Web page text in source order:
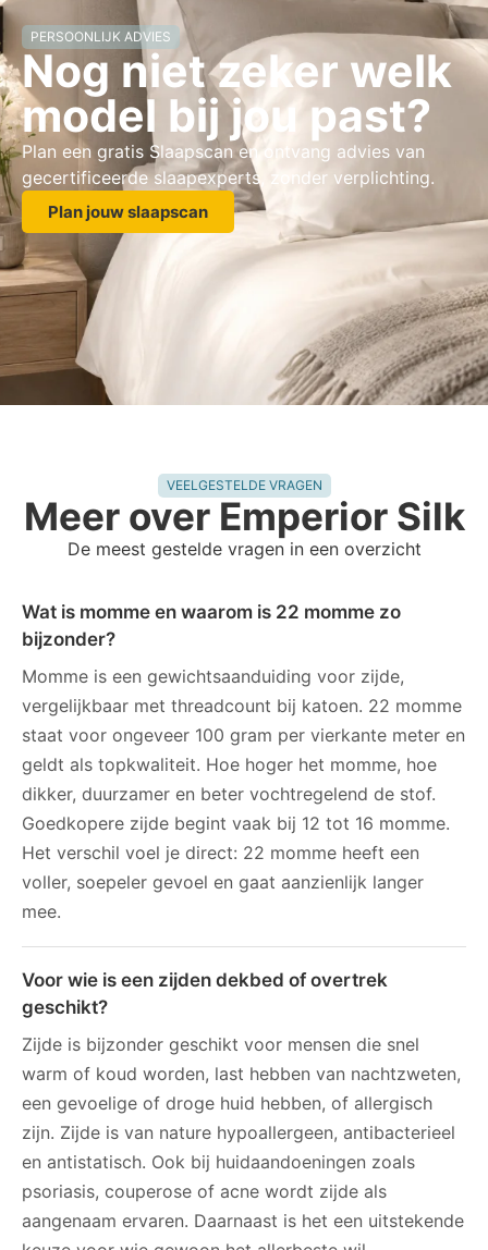
PERSOONLIJK ADVIES
Nog niet zeker welk
model bij jou past?
Plan een gratis Slaapscan en ontvang advies van
gecertificeerde slaapexperts, zonder verplichting.
Plan jouw slaapscan
VEELGESTELDE VRAGEN
Meer over Emperior Silk
De meest gestelde vragen in een overzicht
Wat is momme en waarom is 22 momme zo
bijzonder?
Momme is een gewichtsaanduiding voor zijde,
vergelijkbaar met threadcount bij katoen. 22 momme
staat voor ongeveer 100 gram per vierkante meter en
geldt als topkwaliteit. Hoe hoger het momme, hoe
dikker, duurzamer en beter vochtregelend de stof.
Goedkopere zijde begint vaak bij 12 tot 16 momme.
Het verschil voel je direct: 22 momme heeft een
voller, soepeler gevoel en gaat aanzienlijk langer
mee.
Voor wie is een zijden dekbed of overtrek
geschikt?
Zijde is bijzonder geschikt voor mensen die snel
warm of koud worden, last hebben van nachtzweten,
een gevoelige of droge huid hebben, of allergisch
zijn. Zijde is van nature hypoallergeen, antibacterieel
en antistatisch. Ook bij huidaandoeningen zoals
psoriasis, couperose of acne wordt zijde als
aangenaam ervaren. Daarnaast is het een uitstekende